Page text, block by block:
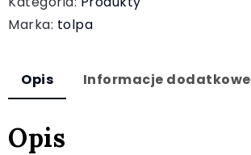
Marka: tolpa
Opis Informacje dodatkowe
Opis